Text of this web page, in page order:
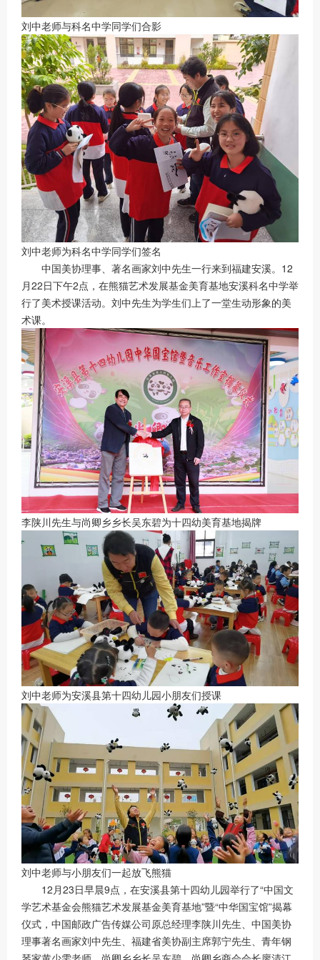
刘中老师与科名中学同学们合影
刘中老师为科名中学同学们签名
中国美协理事、著名画家刘中先生一行来到福建安溪。12
月22日下午2点，在熊猫艺术发展基金美育基地安溪科名中学举
行了美术授课活动。刘中先生为学生们上了一堂生动形象的美
术课。
李陕川先生与尚卿乡乡长吴东碧为十四幼美育基地揭牌
刘中老师为安溪县第十四幼儿园小朋友们授课
刘中老师与小朋友们一起放飞熊猫
12月23日早晨9点，在安溪县第十四幼儿园举行了“中国文
学艺术基金会熊猫艺术发展基金美育基地”暨“中华国宝馆”揭幕
仪式，中国邮政广告传媒公司原总经理李陕川先生、中国美协
理事著名画家刘中先生、福建省美协副主席郭宁先生、青年钢